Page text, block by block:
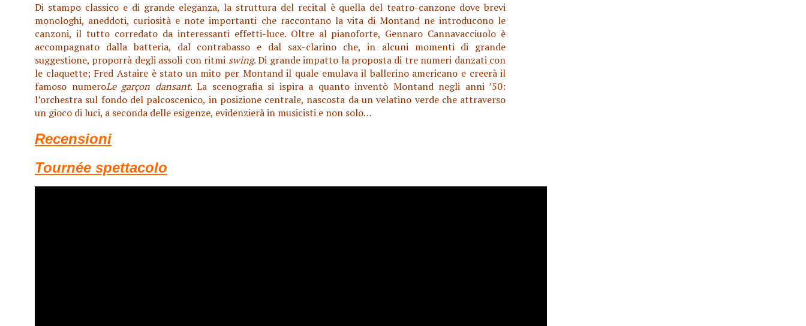
Di stampo classico e di grande eleganza, la struttura del recital è quella del teatro-canzone dove brevi
monologhi, aneddoti, curiosità e note importanti che raccontano la vita di Montand ne introducono le
canzoni, il tutto corredato da interessanti effetti-luce. Oltre al pianoforte, Gennaro Cannavacciuolo è
accompagnato dalla batteria, dal contrabasso e dal sax-clarino che, in alcuni momenti di grande
suggestione, proporrà degli assoli con ritmi swing. Di grande impatto la proposta di tre numeri danzati con
le claquette; Fred Astaire è stato un mito per Montand il quale emulava il ballerino americano e creerà il
famoso numeroLe garçon dansant. La scenografia si ispira a quanto inventò Montand negli anni ’50:
l’orchestra sul fondo del palcoscenico, in posizione centrale, nascosta da un velatino verde che attraverso
un gioco di luci, a seconda delle esigenze, evidenzierà in musicisti e non solo…
Recensioni
Tournée spettacolo